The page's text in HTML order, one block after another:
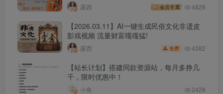
露西 会员专属 4828
【2026.03.11】AI一键生成民俗文化非遗皮
影戏视频 流量财富嘎嘎猛!
露西 免费 4382
【站长计划】搭建同款资源站，每月多挣几
千，限时优惠中！
小鱼 2428